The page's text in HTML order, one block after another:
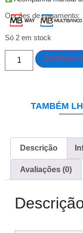
Opções de pagamento:
Só 2 em stock
COMPRAR
TAMBÉM
Descrição
Avaliações (0)